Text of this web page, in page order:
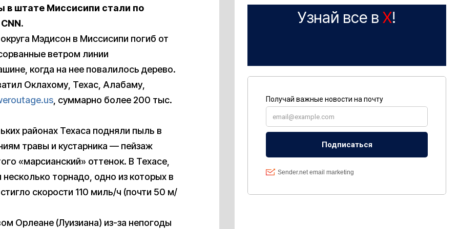
в штате Миссисипи стали по
Мэдисон в Миссисипи погиб от
ветром линии
когда на нее повалилось дерево.
Оклахому, Техас, Алабаму,
, суммарно более 200 тыс.
районах Техаса подняли пыль в
травы и кустарника — пейзаж
«марсианский» оттенок. В Техасе,
торнадо, одно из которых в
скорости 110 миль/ч (почти 50 м/
Орлеане (Луизиана) из-за непогоды
Узнай все в X!